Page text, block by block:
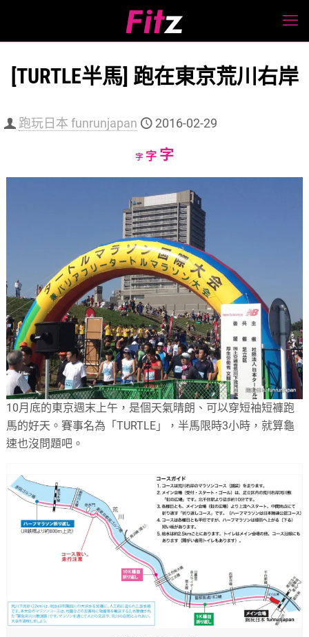
[TURTLE半馬] 跑在東京荒川右岸
跑玩日本 funrunjapan 2016-02-29
字Decrease
字Reset
size.
字Increase
size.
10月底的東京週末上午，是個天氣晴朗、可以穿短袖短褲跑
馬的好天。賽事名為「TURTLE」，半馬限時3小時，就算龜
速也沒問題吧。